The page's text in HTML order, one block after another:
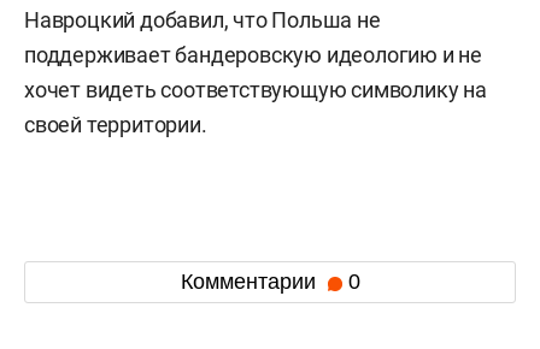
Навроцкий добавил, что Польша не
поддерживает бандеровскую идеологию и не
хочет видеть соответствующую символику на
своей территории.
Комментарии 0